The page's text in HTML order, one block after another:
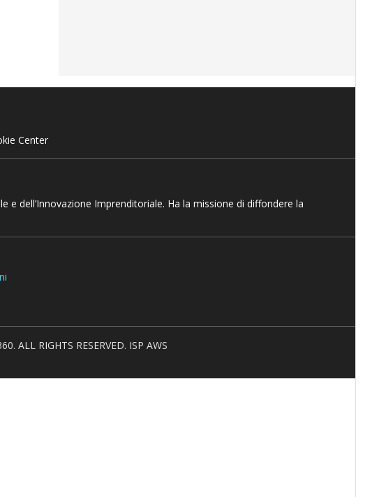
Center
dell’Innovazione Imprenditoriale. Ha la missione di diffondere la
ALL RIGHTS RESERVED. ISP AWS